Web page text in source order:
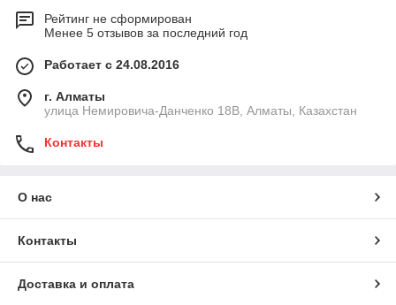
Рейтинг не сформирован
Менее 5 отзывов за последний год
Работает с 24.08.2016
г. Алматы
улица Немировича-Данченко 18В, Алматы, Казахстан
Контакты
О нас
Контакты
Доставка и оплата